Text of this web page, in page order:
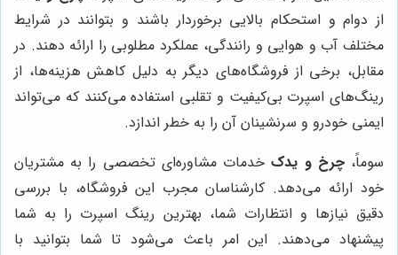
از دوام و استحکام بالایی برخوردار باشند و بتوانند در شرایط
مختلف آب و هوایی و رانندگی، عملکرد مطلوبی را ارائه دهند. در
مقابل، برخی از فروشگاه‌های دیگر به دلیل کاهش هزینه‌ها، از
رینگ‌های اسپرت بی‌کیفیت و تقلبی استفاده می‌کنند که می‌تواند
ایمنی خودرو و سرنشینان آن را به خطر اندازد.
سوماً،چرخ و یدکخدمات مشاوره‌ای تخصصی را به مشتریان
خود ارائه می‌دهد. کارشناسان مجرب این فروشگاه، با بررسی
دقیق نیازها و انتظارات شما، بهترین رینگ اسپرت را به شما
پیشنهاد می‌دهند. این امر باعث می‌شود تا شما بتوانید با